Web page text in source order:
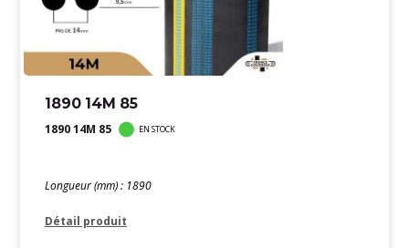
1890 14M 85
1890 14M 85 EN STOCK
Longueur (mm) : 1890
Détail produit